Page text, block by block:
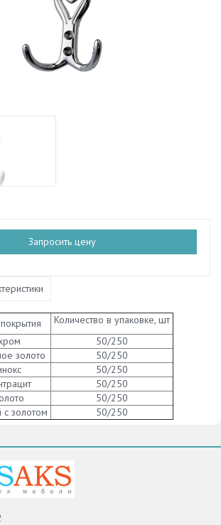
Запросить цену
Количество в упаковке, шт
50/250
золото
50/250
50/250
50/250
50/250
золотом 50/250